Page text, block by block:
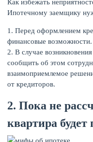
Как избежать
Ипотечному заемщику
Перед оформлением
финансовые возможности.
В случае
сообщить об этом
взаимоприемлемое
от кредиторов.
2. Пока не
квартира